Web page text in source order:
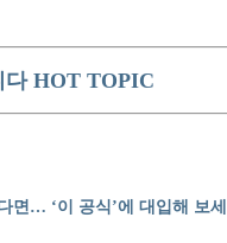
다 HOT TOPIC
면… ‘이 공식’에 대입해 보세